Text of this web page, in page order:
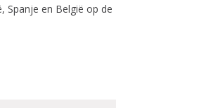
Spanje en België op de